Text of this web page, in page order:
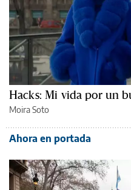
Hacks: Mi vida por un
Moira Soto
Ahora en portada